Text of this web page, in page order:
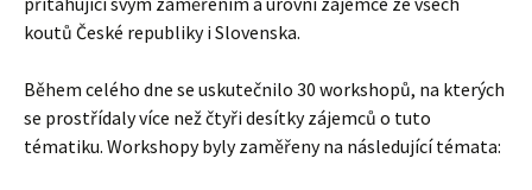
koutů České republiky i Slovenska.
Během celého dne se uskutečnilo 30 workshopů, na kterých
se prostřídaly více než čtyři desítky zájemců o tuto
tématiku. Workshopy byly zaměřeny na následující témata: